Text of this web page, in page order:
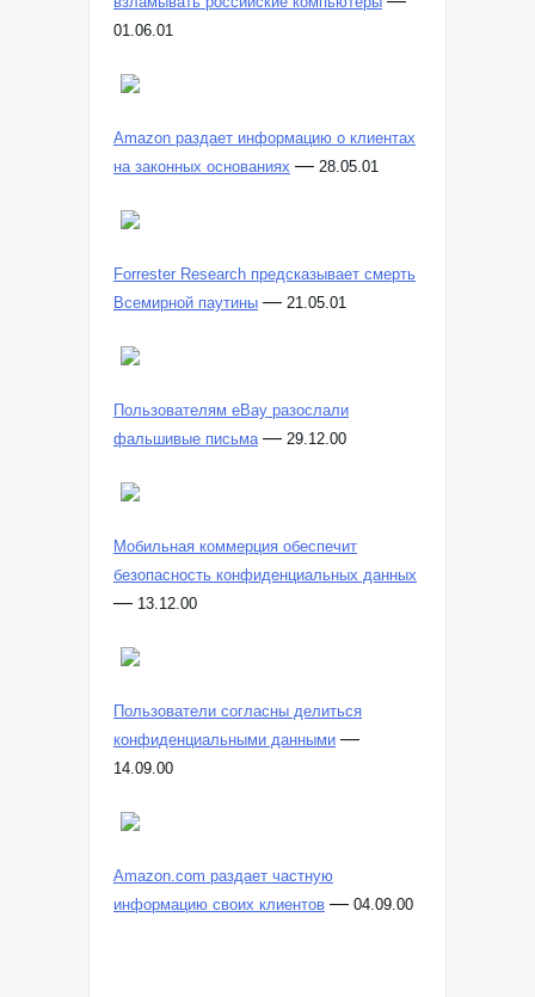
01.06.01
Amazon раздает информацию о клиентах
на законных основаниях — 28.05.01
Forrester Research предсказывает смерть
Всемирной паутины — 21.05.01
Пользователям eBay разослали
фальшивые письма — 29.12.00
Мобильная коммерция обеспечит
безопасность конфиденциальных данных
— 13.12.00
Пользователи согласны делиться
конфиденциальными данными —
14.09.00
Amazon.com раздает частную
информацию своих клиентов — 04.09.00